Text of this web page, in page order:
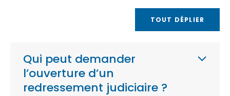
TOUT DÉPLIER
Qui peut demander
l’ouverture d’un
redressement judiciaire ?